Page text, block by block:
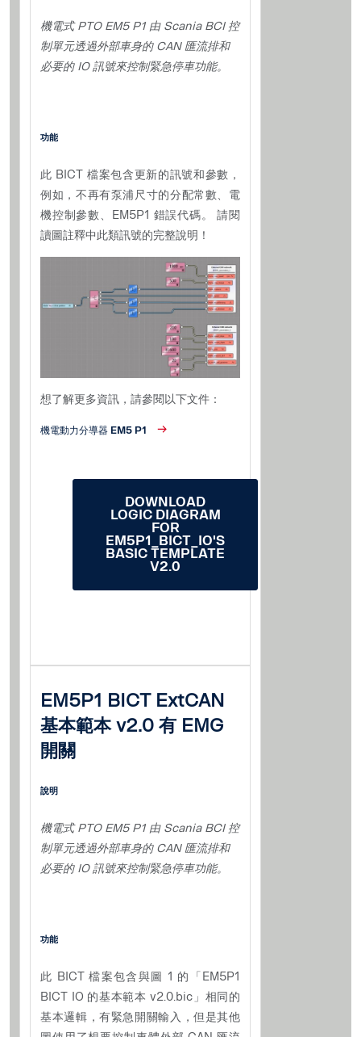
機電式 PTO EM5 P1 由 Scania BCI 控
制單元透過外部車身的 CAN 匯流排和
必要的 IO 訊號來控制緊急停車功能。
功能
此 BICT 檔案包含更新的訊號和參數，
例如，不再有泵浦尺寸的分配常數、電
機控制參數、EM5P1 錯誤代碼。 請閱
讀圖註釋中此類訊號的完整說明！
想了解更多資訊，請參閱以下文件：
機電動力分導器 EM5 P1
DOWNLOAD
LOGIC DIAGRAM
FOR
EM5P1_BICT_IO'S
BASIC TEMPLATE
V2.0
EM5P1 BICT ExtCAN
基本範本 v2.0 有 EMG
開關
說明
機電式 PTO EM5 P1 由 Scania BCI 控
制單元透過外部車身的 CAN 匯流排和
必要的 IO 訊號來控制緊急停車功能。
功能
此 BICT 檔案包含與圖 1 的「EM5P1
BICT IO 的基本範本 v2.0.bic」相同的
基本邏輯，有緊急開關輸入，但是其他